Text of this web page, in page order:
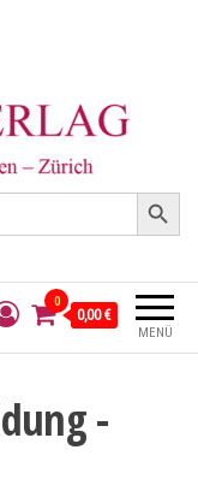
Search Button
MENÜ
0
0,00 €
-